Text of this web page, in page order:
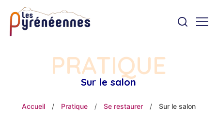
PRATIQUE
Sur le salon
Accueil / Pratique / Se restaurer / Sur le salon